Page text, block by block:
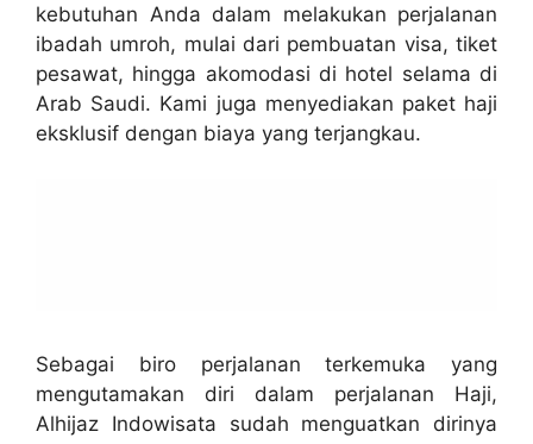
kebutuhan Anda dalam melakukan perjalanan
ibadah umroh, mulai dari pembuatan visa, tiket
pesawat, hingga akomodasi di hotel selama di
Arab Saudi. Kami juga menyediakan paket haji
eksklusif dengan biaya yang terjangkau.
Sebagai biro perjalanan terkemuka yang
mengutamakan diri dalam perjalanan Haji,
Alhijaz Indowisata sudah menguatkan dirinya